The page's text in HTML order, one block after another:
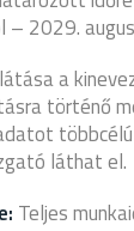
2029.
a
történő
láthat el.
Teljes